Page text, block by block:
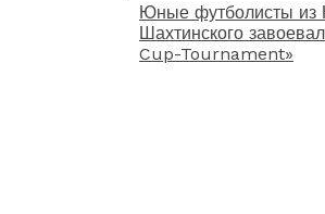
Юные футболисты из
Шахтинского
Cup-Tournament»